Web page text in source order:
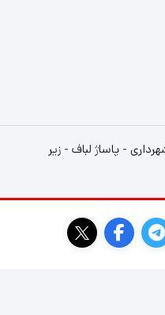
- پاساژ لباف - زیر